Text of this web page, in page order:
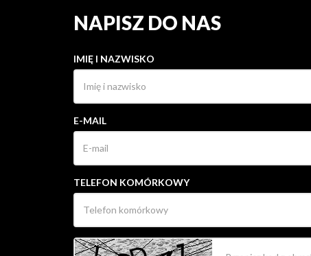
NAPISZ DO NAS
IMIĘ I NAZWISKO
E-MAIL
TELEFON KOMÓRKOWY